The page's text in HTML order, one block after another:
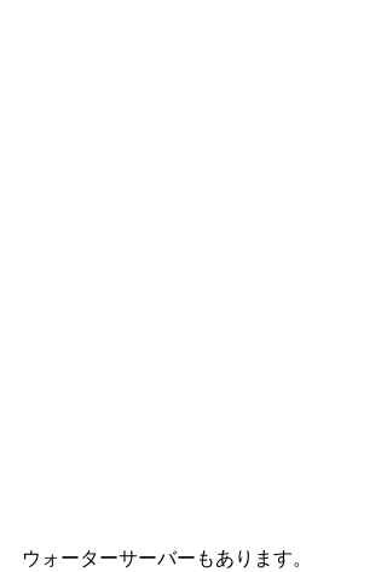
ウォーターサーバーもあります。